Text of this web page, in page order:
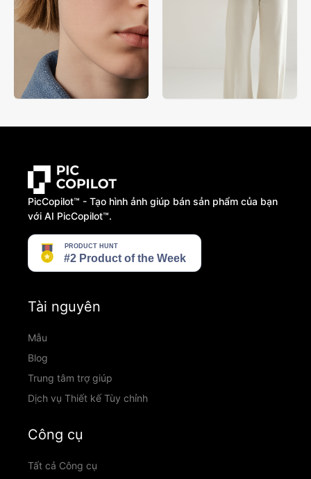
PicCopilot™️ - Tạo hình ảnh giúp bán sản phẩm của bạn
với AI PicCopilot™️.
Tài nguyên
Mẫu
Blog
Trung tâm trợ giúp
Dịch vụ Thiết kế Tùy chỉnh
Công cụ
Tất cả Công cụ